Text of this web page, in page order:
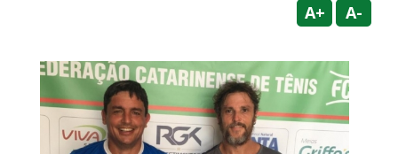
A+ A-